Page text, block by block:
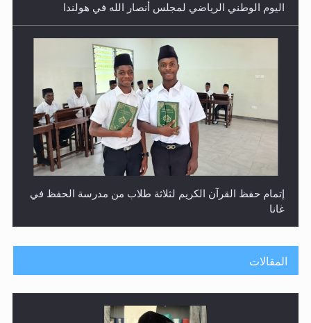
اليوم الوطني الرياضي لمجلس أنصار الله في هولندا
إتمام حفظ القرآن الكريم لثلاثة طلاب من مدرسة الحفظ في
غانا
المقالات